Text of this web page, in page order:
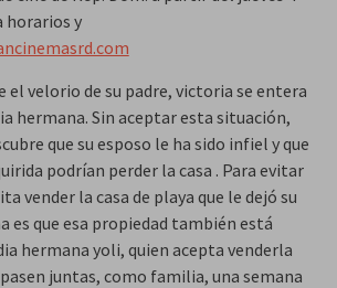
horarios y
el velorio de su padre, victoria se entera
hermana. Sin aceptar esta situación,
que su esposo le ha sido infiel y que
podrían perder la casa . Para evitar
vender la casa de playa que le dejó su
es que esa propiedad también está
hermana yoli, quien acepta venderla
juntas, como familia, una semana